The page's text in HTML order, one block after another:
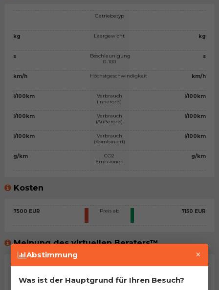
kg
s
km/h
l/100km
l/100km
l/100km
g/km
Getriebetyp
Leergewicht
Beschleunigung
0-100
Höchstgeschwindigkeit
Verbrauch
(Innerorts)
Verbrauch
(Außerorts)
Verbrauch
(Kombiniert)
CO2
Emissionen
kg
s
km/h
l/100km
l/100km
l/100km
g/km
Kosten
7500 EUR Preis ab 7150 EUR
Meinung des virtuellen Beraters™
Na, man kann sagen, dass es sich um zwei sehr ähnliche
Abstimmung ×
Was ist der Hauptgrund für Ihren Besuch?